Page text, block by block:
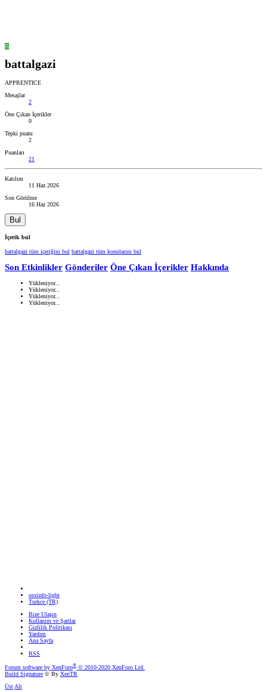
B
battalgazi
APPRENTICE
Mesajlar
2
Öne Çıkan İçerikler
0
Tepki puanı
2
Puanları
21
Katılım
11 Haz 2026
Son Görülme
16 Haz 2026
Bul
İçerik bul
battalgazi tüm içeriğini bul battalgazi tüm konularını bul
Son Etkinlikler Gönderiler Öne Çıkan İçerikler Hakkında
Yükleniyor...
Yükleniyor...
Yükleniyor...
Yükleniyor...
osxinfo-light
Turkce (TR)
Bize Ulaşın
Kullanım ve Şartlar
Gizlilik Politikası
Yardım
Ana Sayfa
RSS
Forum software by XenForo® © 2010-2020 XenForo Ltd.
Build Signature © By XenTR
ÜstAlt